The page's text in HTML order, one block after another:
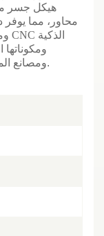
هيكل جسر
محاور، مما يوفر
ضوابط CNC الذكية
ومكوناتها
ومصانع المعالجة وورش التصنيع على مستوى العالم.